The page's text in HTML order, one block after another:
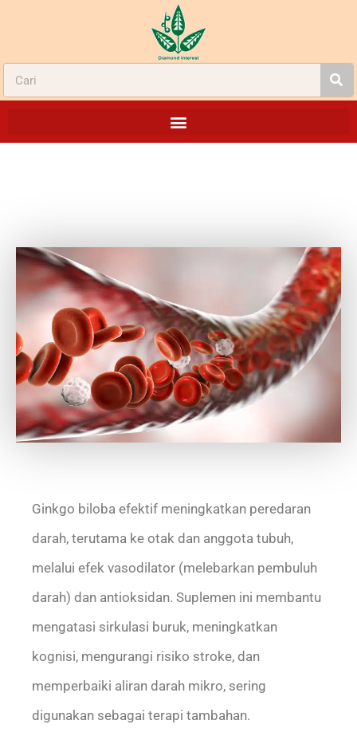
Ginkgo biloba efektif meningkatkan peredaran
darah, terutama ke otak dan anggota tubuh,
melalui efek vasodilator (melebarkan pembuluh
darah) dan antioksidan. Suplemen ini membantu
mengatasi sirkulasi buruk, meningkatkan
kognisi, mengurangi risiko stroke, dan
memperbaiki aliran darah mikro, sering
digunakan sebagai terapi tambahan.